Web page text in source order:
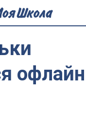
офлайн